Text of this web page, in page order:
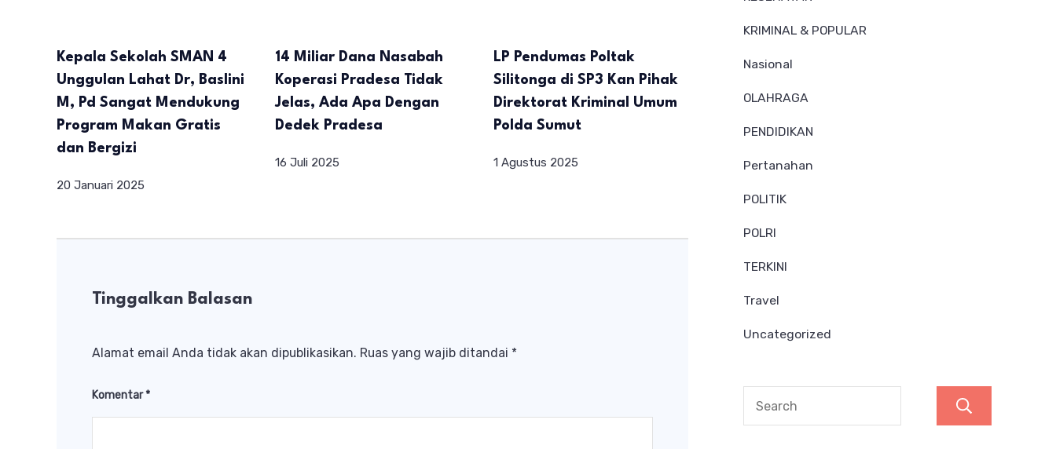
Kepala Sekolah SMAN 4
Unggulan Lahat Dr, Baslini
M, Pd Sangat Mendukung
Program Makan Gratis
dan Bergizi
20 Januari 2025
14 Miliar Dana Nasabah
Koperasi Pradesa Tidak
Jelas, Ada Apa Dengan
Dedek Pradesa
16 Juli 2025
LP Pendumas Poltak
Silitonga di SP3 Kan Pihak
Direktorat Kriminal Umum
Polda Sumut
1 Agustus 2025
Tinggalkan Balasan
Alamat email Anda tidak akan dipublikasikan. Ruas yang wajib ditandai *
Komentar*
KRIMINAL & POPULAR
Nasional
OLAHRAGA
PENDIDIKAN
Pertanahan
POLITIK
POLRI
TERKINI
Travel
Uncategorized